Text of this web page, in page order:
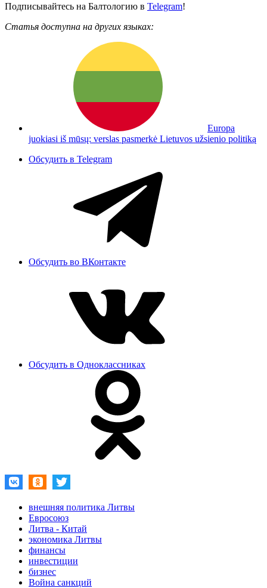
Подписывайтесь на Балтологию в Telegram!
Статья доступна на других языках:
Europa
juokiasi iš mūsų: verslas pasmerkė Lietuvos užsienio politiką
Обсудить в Telegram
Обсудить во ВКонтакте
Обсудить в Одноклассниках
внешняя политика Литвы
Евросоюз
Литва - Китай
экономика Литвы
финансы
инвестиции
бизнес
Война санкций